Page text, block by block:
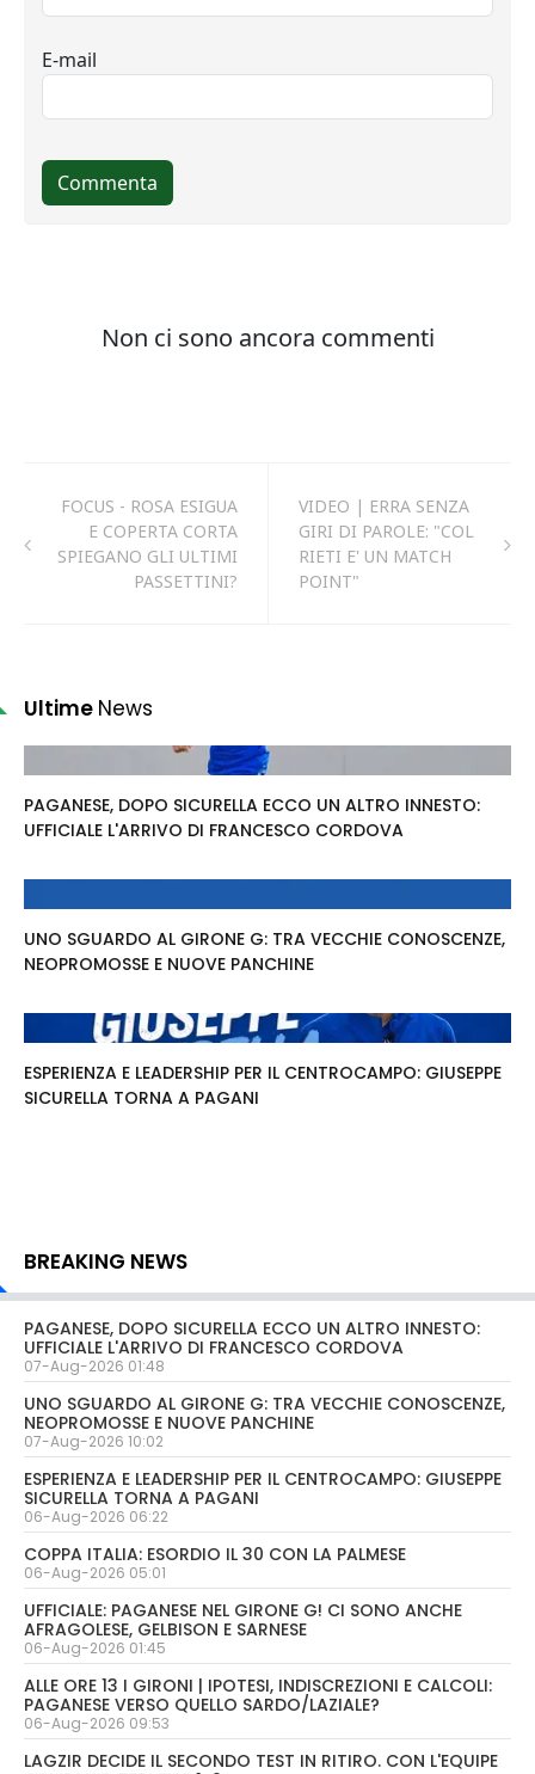
FOCUS - ROSA ESIGUA
E COPERTA CORTA
SPIEGANO GLI ULTIMI
PASSETTINI?
VIDEO | ERRA SENZA
GIRI DI PAROLE: "COL
RIETI E' UN MATCH
POINT"
Ultime News
PAGANESE, DOPO SICURELLA ECCO UN ALTRO INNESTO:
UFFICIALE L'ARRIVO DI FRANCESCO CORDOVA
UNO SGUARDO AL GIRONE G: TRA VECCHIE CONOSCENZE,
NEOPROMOSSE E NUOVE PANCHINE
ESPERIENZA E LEADERSHIP PER IL CENTROCAMPO: GIUSEPPE
SICURELLA TORNA A PAGANI
BREAKING NEWS
PAGANESE, DOPO SICURELLA ECCO UN ALTRO INNESTO:
UFFICIALE L'ARRIVO DI FRANCESCO CORDOVA
07-Aug-2026 01:48
UNO SGUARDO AL GIRONE G: TRA VECCHIE CONOSCENZE,
NEOPROMOSSE E NUOVE PANCHINE
07-Aug-2026 10:02
ESPERIENZA E LEADERSHIP PER IL CENTROCAMPO: GIUSEPPE
SICURELLA TORNA A PAGANI
06-Aug-2026 06:22
COPPA ITALIA: ESORDIO IL 30 CON LA PALMESE
06-Aug-2026 05:01
UFFICIALE: PAGANESE NEL GIRONE G! CI SONO ANCHE
AFRAGOLESE, GELBISON E SARNESE
06-Aug-2026 01:45
ALLE ORE 13 I GIRONI | IPOTESI, INDISCREZIONI E CALCOLI:
PAGANESE VERSO QUELLO SARDO/LAZIALE?
06-Aug-2026 09:53
LAGZIR DECIDE IL SECONDO TEST IN RITIRO. CON L'EQUIPE